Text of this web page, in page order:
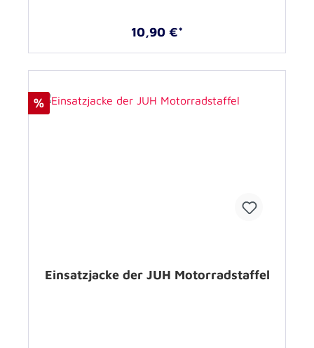
10,90 €*
%
Einsatzjacke der JUH Motorradstaffel